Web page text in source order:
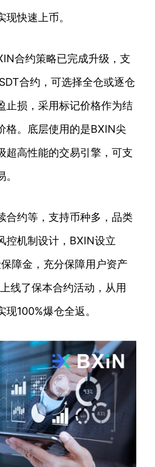
快速上币。
合约策略已完成升级，支
合约，可选择全仓或逐仓
止损，采用标记价格作为结
格。底层使用的是BXIN尖
超高性能的交易引擎，可支
合约等，支持币种多，品类
控机制设计，BXIN设立
障金，充分保障用户资产
线了保本合约活动，从用
现100%爆仓全返。